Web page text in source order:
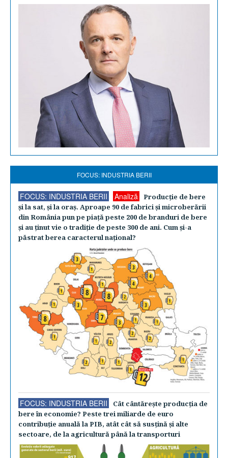
FOCUS: INDUSTRIA BERII
FOCUS: INDUSTRIA BERII Analiză
Producţie de bere
şi la sat, şi la oraş. Aproape 90 de fabrici şi microberării
din România pun pe piaţă peste 200 de branduri de bere
şi au ţinut vie o tradiţie de peste 300 de ani. Cum şi-a
păstrat berea caracterul naţional?
FOCUS: INDUSTRIA BERII
Cât cântăreşte producţia de
bere în economie? Peste trei miliarde de euro
contribuţie anuală la PIB, atât cât să susţină şi alte
sectoare, de la agricultură până la transporturi